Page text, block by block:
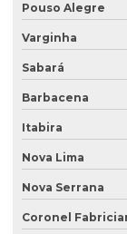
Empresa coleta de
Empresa de
Empresa de
Empresa de
Empresa
Empresa
Pouso Alegre
Varginha
Sabará
Barbacena
Itabira
Nova Lima
Nova Serrana
Coronel